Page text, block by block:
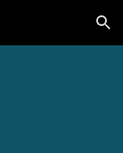
Skip to navigation